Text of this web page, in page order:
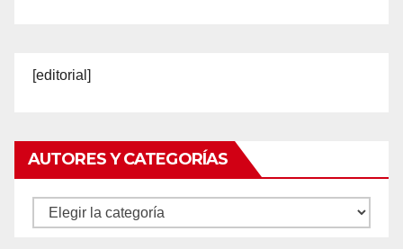
[editorial]
AUTORES Y CATEGORÍAS
Autores